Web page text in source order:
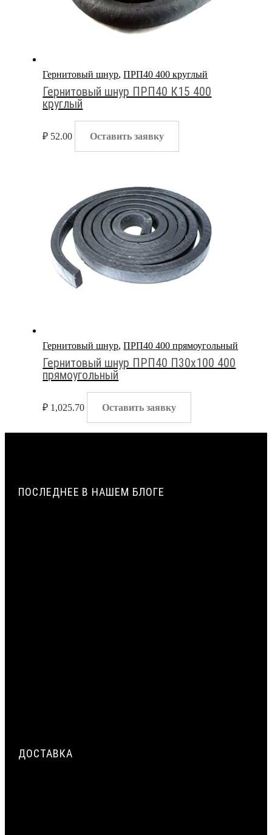
Гернитовый шнур,ПРП40 400 круглый
Гернитовый шнур ПРП40 К15 400
круглый
₽ 52.00 Оставить заявку
Гернитовый шнур,ПРП40 400 прямоугольный
Гернитовый шнур ПРП40 П30х100 400
прямоугольный
₽ 1,025.70 Оставить заявку
ПОСЛЕДНЕЕ В НАШЕМ БЛОГЕ
ДОСТАВКА